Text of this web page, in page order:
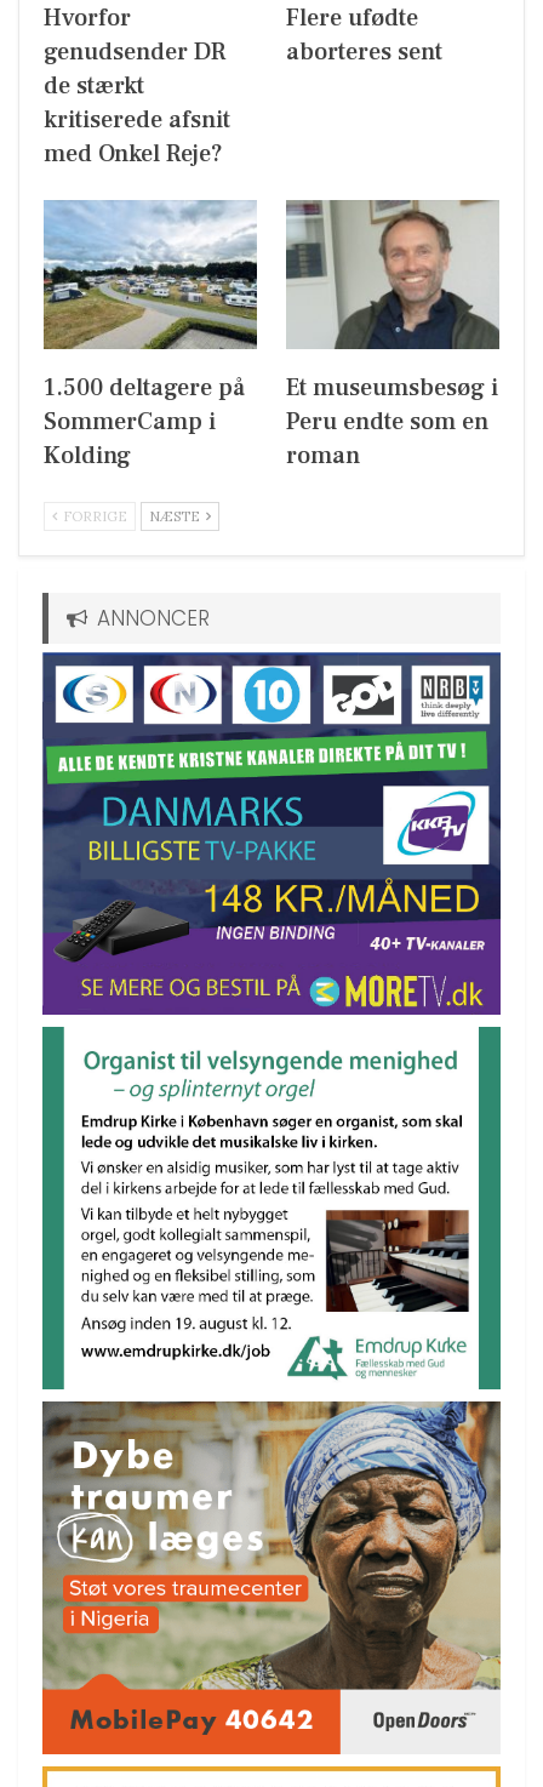
Hvorfor
genudsender DR
de stærkt
kritiserede afsnit
med Onkel Reje?
Flere ufødte
aborteres sent
1.500 deltagere på
SommerCamp i
Kolding
Et museumsbesøg i
Peru endte som en
roman
FORRIGE NÆSTE
ANNONCER